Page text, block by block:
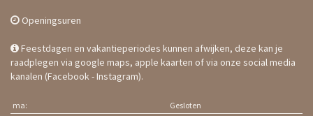
Openingsuren
Feestdagen en vakantieperiodes kunnen afwijken, deze kan je
raadplegen via google maps, apple kaarten of via onze social media
kanalen (Facebook - Instagram).
ma:
Gesloten